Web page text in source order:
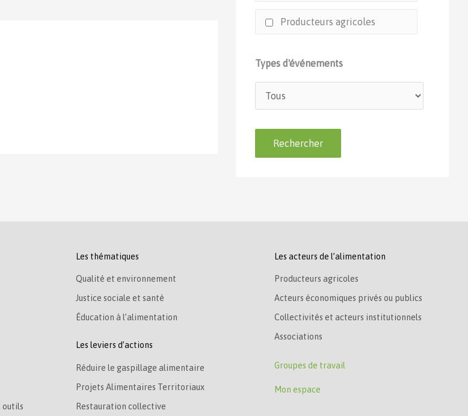
Producteurs agricoles
Types d'événements
outils
Les thématiques
Qualité et environnement
Justice sociale et santé
Éducation à l’alimentation
Les leviers d’actions
Réduire le gaspillage alimentaire
Projets Alimentaires Territoriaux
Restauration collective
Les acteurs de l’alimentation
Producteurs agricoles
Acteurs économiques privés ou publics
Collectivités et acteurs institutionnels
Associations
Groupes de travail
Mon espace